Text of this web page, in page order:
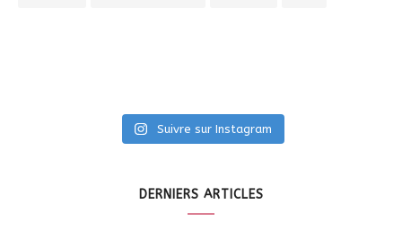
Suivre sur Instagram
DERNIERS ARTICLES